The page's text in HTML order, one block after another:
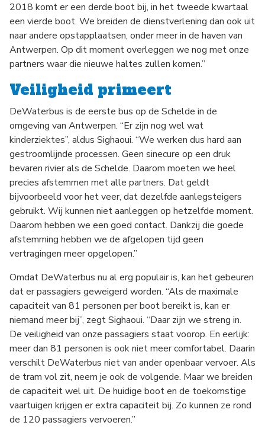
2018 komt er een derde boot bij, in het tweede kwartaal
een vierde boot. We breiden de dienstverlening dan ook uit
naar andere opstapplaatsen, onder meer in de haven van
Antwerpen. Op dit moment overleggen we nog met onze
partners waar die nieuwe haltes zullen komen.”
Veiligheid primeert
DeWaterbus is de eerste bus op de Schelde in de
omgeving van Antwerpen. “Er zijn nog wel wat
kinderziektes”, aldus Sighaoui. “We werken dus hard aan
gestroomlijnde processen. Geen sinecure op een druk
bevaren rivier als de Schelde. Daarom moeten we heel
precies afstemmen met alle partners. Dat geldt
bijvoorbeeld voor het veer, dat dezelfde aanlegsteigers
gebruikt. Wij kunnen niet aanleggen op hetzelfde moment.
Daarom hebben we een goed contact. Dankzij die goede
afstemming hebben we de afgelopen tijd geen
vertragingen meer opgelopen.”
Omdat DeWaterbus nu al erg populair is, kan het gebeuren
dat er passagiers geweigerd worden. “Als de maximale
capaciteit van 81 personen per boot bereikt is, kan er
niemand meer bij”, zegt Sighaoui. “Daar zijn we streng in.
De veiligheid van onze passagiers staat voorop. En eerlijk:
meer dan 81 personen is ook niet meer comfortabel. Daarin
verschilt DeWaterbus niet van ander openbaar vervoer. Als
de tram vol zit, neem je ook de volgende. Maar we breiden
de capaciteit wel uit. De huidige boot en de toekomstige
vaartuigen krijgen er extra capaciteit bij. Zo kunnen ze rond
de 120 passagiers vervoeren.”